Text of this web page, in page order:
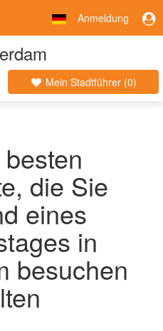
Anmeldung
Mein Stadtführer (0)
die Sie
eines
in
besuchen